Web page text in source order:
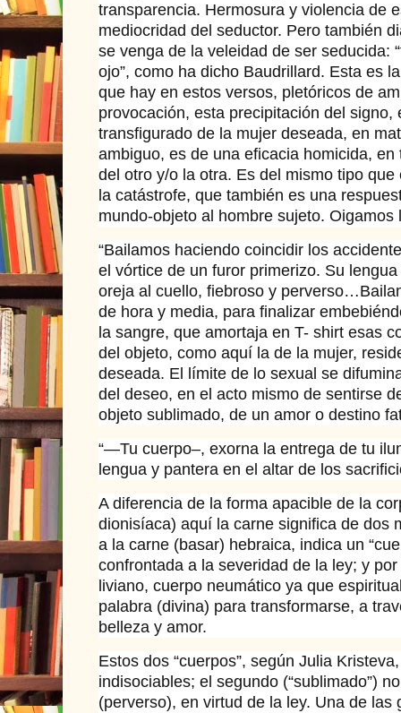
transparencia. Hermosura y violencia de
mediocridad del seductor. Pero también
se venga de la veleidad de ser seducida:
ojo”, como ha dicho Baudrillard. Esta es
que hay en estos versos, pletóricos de
provocación, esta precipitación del signo,
transfigurado de la mujer deseada, en
ambiguo, es de una eficacia homicida,
del otro y/o la otra. Es del mismo tipo
la catástrofe, que también es una
mundo-objeto al hombre sujeto. Oigamos
“Bailamos haciendo coincidir los
el vórtice de un furor primerizo. Su
oreja al cuello, fiebroso y
de hora y media, para finalizar
la sangre, que amortaja en T- shirt esas
del objeto, como aquí la de la mujer,
deseada. El límite de lo sexual se
del deseo, en el acto mismo de sentirse
objeto sublimado, de un amor o destino
“—Tu cuerpo–, exorna la entrega de tu
lengua y pantera en el altar de los
A diferencia de la forma apacible de la
dionisíaca) aquí la carne significa de dos
a la carne (basar) hebraica, indica un
confrontada a la severidad de la ley; y por
liviano, cuerpo neumático ya que
palabra (divina) para transformarse, a
belleza y amor.
Estos dos “cuerpos”, según Julia
indisociables; el segundo (“sublimado”)
(perverso), en virtud de la ley. Una de las